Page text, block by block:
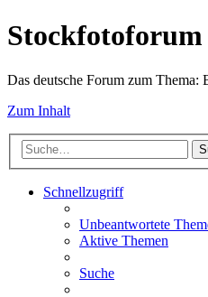
Stockfotoforum
Das deutsche Forum zum
Zum Inhalt
Schnellzugriff
Unbeantwortete
Aktive Themen
Suche